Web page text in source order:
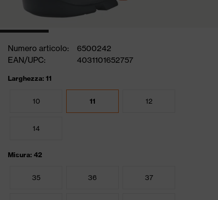
Numero articolo:
6500242
EAN/UPC:
4031101652757
Larghezza: 11
10 11 12
14
Misura: 42
35 36 37